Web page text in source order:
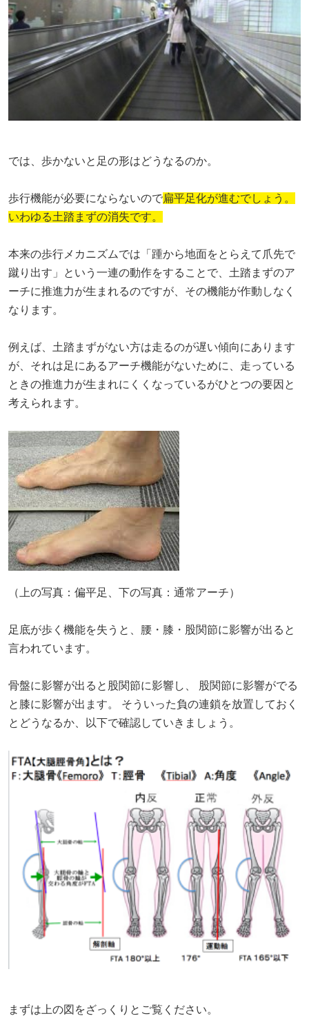
では、歩かないと足の形はどうなるのか。
歩行機能が必要にならないので扁平足化が進むでしょう。
いわゆる土踏まずの消失です。
本来の歩行メカニズムでは「踵から地面をとらえて爪先で
蹴り出す」という一連の動作をすることで、土踏まずのア
ーチに推進力が生まれるのですが、その機能が作動しなく
なります。
例えば、土踏まずがない方は走るのが遅い傾向にあります
が、それは足にあるアーチ機能がないために、走っている
ときの推進力が生まれにくくなっているがひとつの要因と
考えられます。
（上の写真：偏平足、下の写真：通常アーチ）
足底が歩く機能を失うと、腰・膝・股関節に影響が出ると
言われています。
骨盤に影響が出ると股関節に影響し、 股関節に影響がでる
と膝に影響が出ます。 そういった負の連鎖を放置しておく
とどうなるか、以下で確認していきましょう。
まずは上の図をざっくりとご覧ください。